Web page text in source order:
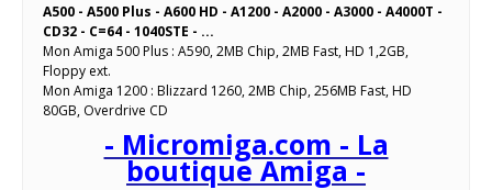
A500 - A500 Plus - A600 HD - A1200 - A2000 - A3000 - A4000T -
CD32 - C=64 - 1040STE - ...
Mon Amiga 500 Plus : A590, 2MB Chip, 2MB Fast, HD 1,2GB,
Floppy ext.
Mon Amiga 1200 : Blizzard 1260, 2MB Chip, 256MB Fast, HD
80GB, Overdrive CD
- Micromiga.com - La
boutique Amiga -